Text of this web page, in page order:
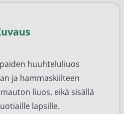
huuhteluliuos
ja hammaskiilteen
liuos, eikä sisällä
lapsille.